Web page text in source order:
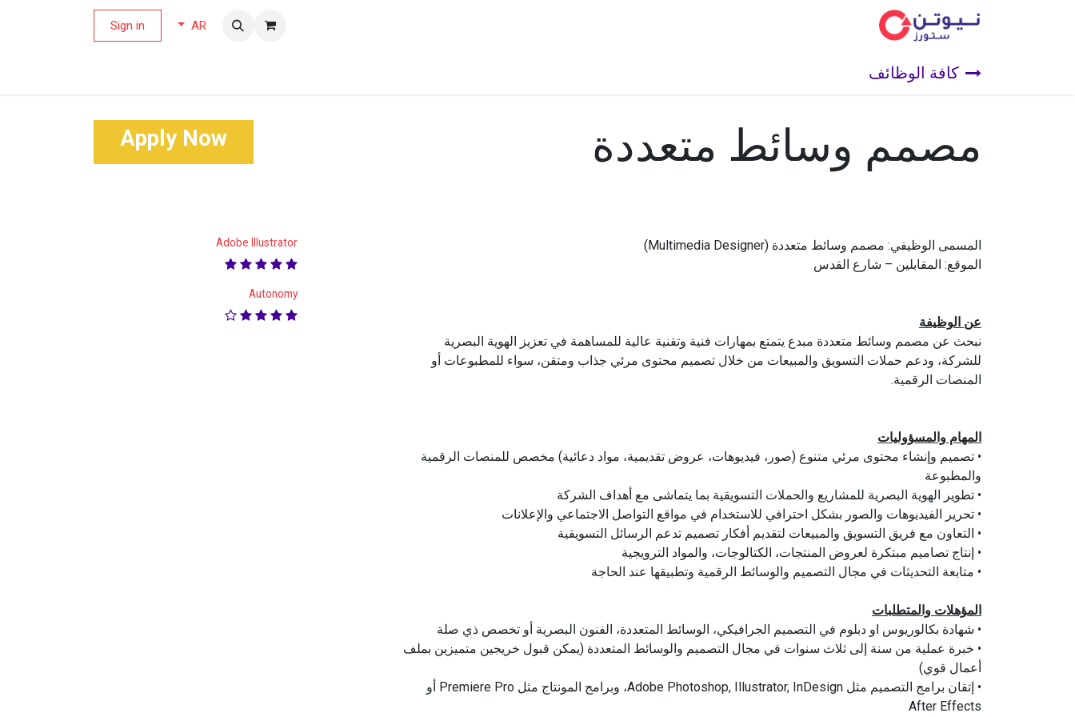
AR
Sign in
كافة الوظائف
Ap​​​​ply N​​ow مصمم وسائط متعددة
المسمى الوظيفي: مصمم وسائط متعددة (Multimedia Designer)
الموقع: المقابلين – شارع القدس
عن الوظيفة
نبحث عن مصمم وسائط متعددة مبدع يتمتع بمهارات فنية وتقنية عالية للمساهمة في تعزيز الهوية البصرية
للشركة، ودعم حملات التسويق والمبيعات من خلال تصميم محتوى مرئي جذاب ومتقن، سواء للمطبوعات أو
المنصات الرقمية.
المهام والمسؤوليات
• تصميم وإنشاء محتوى مرئي متنوع (صور، فيديوهات، عروض تقديمية، مواد دعائية) مخصص للمنصات الرقمية
والمطبوعة
• تطوير الهوية البصرية للمشاريع والحملات التسويقية بما يتماشى مع أهداف الشركة
• تحرير الفيديوهات والصور بشكل احترافي للاستخدام في مواقع التواصل الاجتماعي والإعلانات
• التعاون مع فريق التسويق والمبيعات لتقديم أفكار تصميم تدعم الرسائل التسويقية
• إنتاج تصاميم مبتكرة لعروض المنتجات، الكتالوجات، والمواد الترويجية
• متابعة التحديثات في مجال التصميم والوسائط الرقمية وتطبيقها عند الحاجة
المؤهلات والمتطلبات
• شهادة بكالوريوس او دبلوم في التصميم الجرافيكي، الوسائط المتعددة، الفنون البصرية أو تخصص ذي صلة
• خبرة عملية من سنة إلى ثلاث سنوات في مجال التصميم والوسائط المتعددة (يمكن قبول خريجين متميزين بملف
أعمال قوي)
• إتقان برامج التصميم مثل Adobe Photoshop, Illustrator, InDesign، وبرامج المونتاج مثل Premiere Pro أو
After Effects
Adobe Illustrator
Autonomy